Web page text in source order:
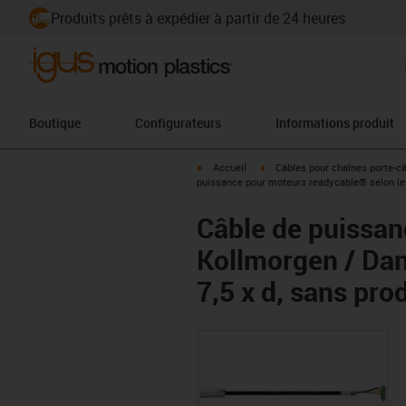
Produits prêts à expédier à partir de 24 heures
Boutique Configurateurs Informations produit
igus-icon-arrow-right
Accueil igus-icon-arrow-right
Câbles pour chaînes porte-
puissance pour moteurs readycable® selon
Câble de
Kollmorgen /
7,5 x d, sans